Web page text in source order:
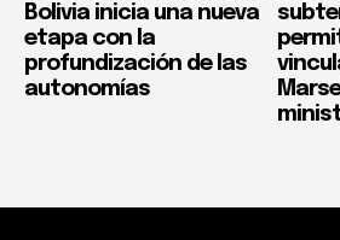
Bolivia inicia una nueva
etapa con la
profundización de las
autonomías